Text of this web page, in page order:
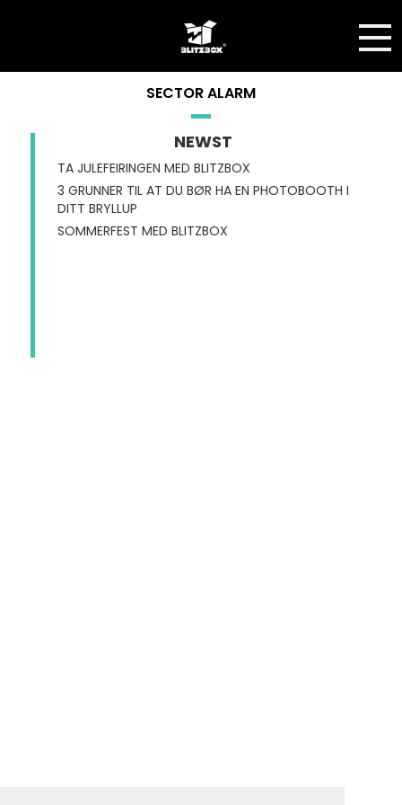
SECTOR ALARM
NEWST
TA JULEFEIRINGEN MED BLITZBOX
3 GRUNNER TIL AT DU BØR HA EN PHOTOBOOTH I
DITT BRYLLUP
SOMMERFEST MED BLITZBOX